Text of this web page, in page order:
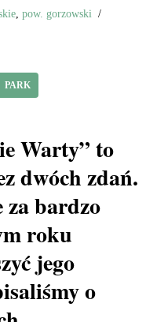
pow. gorzowski
PARK
Warty” to
dwóch zdań.
za bardzo
roku
jego
o